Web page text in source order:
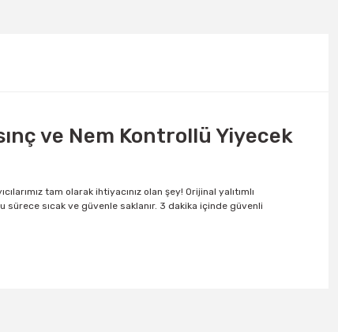
ve Nem Kontrollü Yiyecek
tam olarak ihtiyacınız olan şey! Orijinal yalıtımlı
sürece sıcak ve güvenle saklanır. 3 dakika içinde güvenli